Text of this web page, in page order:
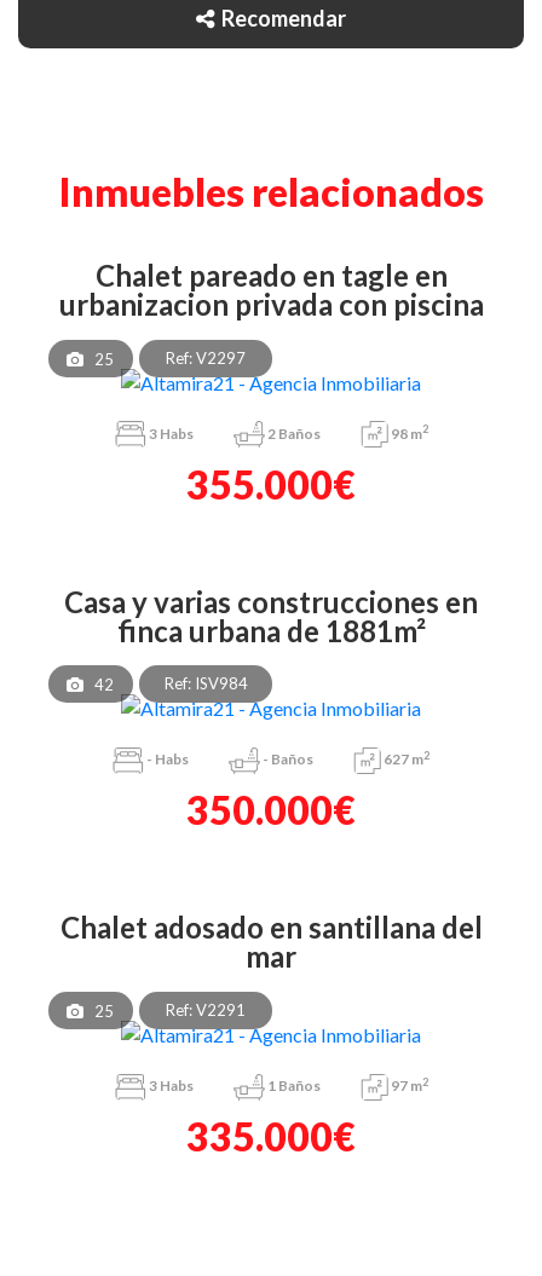
Recomendar
Inmuebles relacionados
chalet pareado en tagle en
urbanizacion privada con piscina
25 Ref: V2297
3Habs 2Baños 98 m2
355.000€
casa y varias construcciones en
finca urbana de 1881m²
42 Ref: ISV984
- Habs - Baños 627 m2
350.000€
chalet adosado en santillana del
mar
25 Ref: V2291
3Habs 1Baños 97 m2
335.000€